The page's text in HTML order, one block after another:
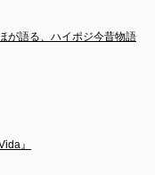
が語る、ハイポジ今昔物語
』